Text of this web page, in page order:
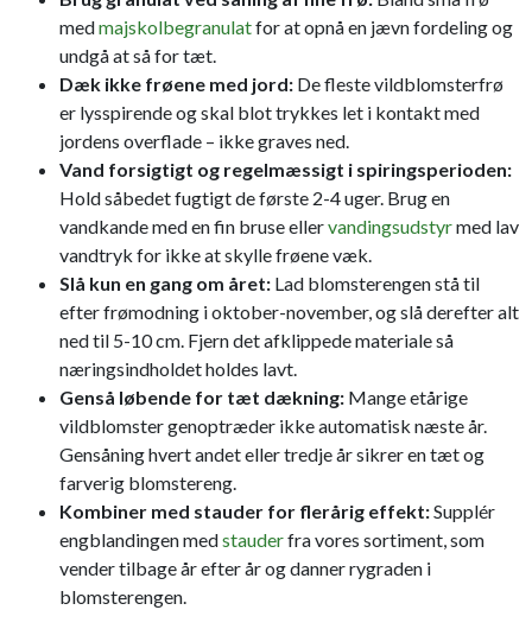
medmajskolbegranulatfor at opnå en jævn fordeling og
undgå at så for tæt.
Dæk ikke frøene med jord: De fleste vildblomsterfrø
er lysspirende og skal blot trykkes let i kontakt med
jordens overflade – ikke graves ned.
Vand forsigtigt og regelmæssigt i spiringsperioden:
Hold såbedet fugtigt de første 2-4 uger. Brug en
vandkande med en fin bruse ellervandingsudstyrmed lav
vandtryk for ikke at skylle frøene væk.
Slå kun en gang om året: Lad blomsterengen stå til
efter frømodning i oktober-november, og slå derefter alt
ned til 5-10 cm. Fjern det afklippede materiale så
næringsindholdet holdes lavt.
Genså løbende for tæt dækning: Mange etårige
vildblomster genoptræder ikke automatisk næste år.
Gensåning hvert andet eller tredje år sikrer en tæt og
farverig blomstereng.
Kombiner med stauder for flerårig effekt:Supplér
engblandingen medstauderfra vores sortiment, som
vender tilbage år efter år og danner rygraden i
blomsterengen.